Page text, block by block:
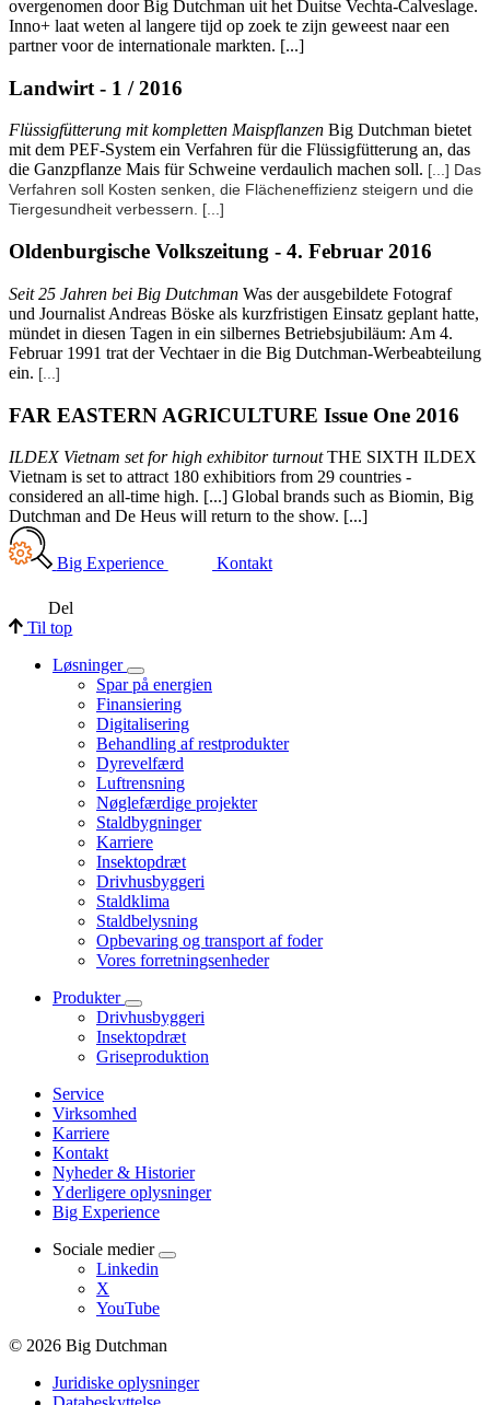
overgenomen door Big Dutchman uit het Duitse Vechta-Calveslage.
Inno+ laat weten al langere tijd op zoek te zijn geweest naar een
partner voor de internationale markten. [...]
Landwirt - 1 / 2016
Flüssigfütterung mit kompletten Maispflanzen Big Dutchman bietet
mit dem PEF-System ein Verfahren für die Flüssigfütterung an, das
die Ganzpflanze Mais für Schweine verdaulich machen soll. [...] Das
Verfahren soll Kosten senken, die Flächeneffizienz steigern und die
Tiergesundheit verbessern. [...]
Oldenburgische Volkszeitung - 4. Februar 2016
Seit 25 Jahren bei Big Dutchman Was der ausgebildete Fotograf
und Journalist Andreas Böske als kurzfristigen Einsatz geplant hatte,
mündet in diesen Tagen in ein silbernes Betriebsjubiläum: Am 4.
Februar 1991 trat der Vechtaer in die Big Dutchman-Werbeabteilung
ein. [...]
FAR EASTERN AGRICULTURE Issue One 2016
ILDEX Vietnam set for high exhibitor turnoutTHE SIXTH ILDEX
Vietnam is set to attract 180 exhibitiors from 29 countries -
considered an all-time high. [...] Global brands such as Biomin, Big
Dutchman and De Heus will return to the show. [...]
Big Experience Kontakt
Del
Til top
Løsninger
Spar på energien
Finansiering
Digitalisering
Behandling af restprodukter
Dyrevelfærd
Luftrensning
Nøglefærdige projekter
Staldbygninger
Karriere
Insektopdræt
Drivhusbyggeri
Staldklima
Staldbelysning
Opbevaring og transport af foder
Vores forretningsenheder
Produkter
Drivhusbyggeri
Insektopdræt
Griseproduktion
Service
Virksomhed
Karriere
Kontakt
Nyheder & Historier
Yderligere oplysninger
Big Experience
Sociale medier
Linkedin
X
YouTube
© 2026 Big Dutchman
Juridiske oplysninger